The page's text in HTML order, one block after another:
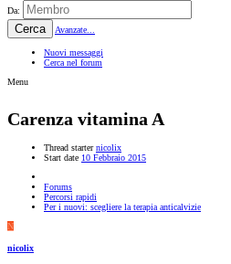
Da:
Cerca Avanzate...
Nuovi messaggi
Cerca nel forum
Menu
Carenza vitamina A
Thread starter nicolix
Start date 10 Febbraio 2015
Forums
Percorsi rapidi
Per i nuovi: scegliere la terapia anticalvizie
N
nicolix